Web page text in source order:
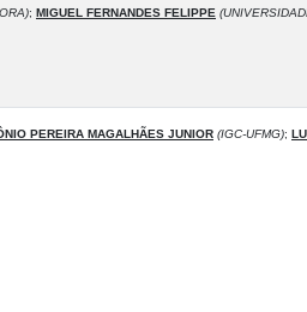
; MIGUEL FERNANDES FELIPPE
PEREIRA MAGALHÃES JUNIOR (IGC-UFMG);